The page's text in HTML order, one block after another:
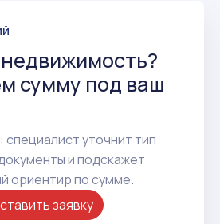
сумму под ваш
специалист уточнит тип
и подскажет
ориентир по сумме.
заявку